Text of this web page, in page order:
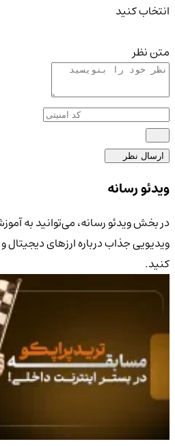
انتخاب کنید
متن نظر
ارسال نظر
4.9/5
ویدئو رسانه
در بخش ویدئو رسانه، می‌توانید به
ویدیویی جذاب درباره ارزهای
کنید.